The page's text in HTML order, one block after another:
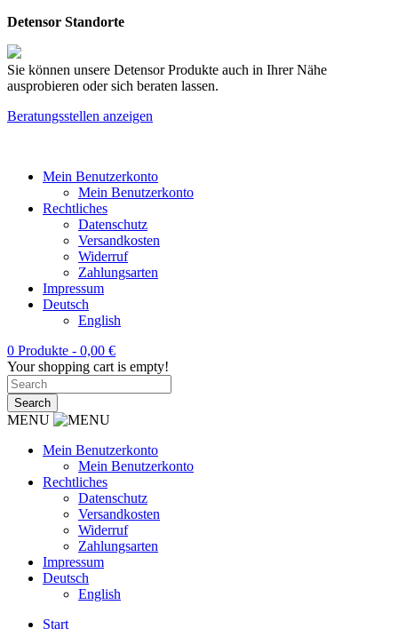
Detensor Standorte
Sie können unsere Detensor Produkte auch in Ihrer Nähe
ausprobieren oder sich beraten lassen.
Beratungsstellen anzeigen
Mein Benutzerkonto
Mein Benutzerkonto
Rechtliches
Datenschutz
Versandkosten
Widerruf
Zahlungsarten
Impressum
Deutsch
English
0 Produkte - 0,00 €
Your shopping cart is empty!
MENU
Mein Benutzerkonto
Mein Benutzerkonto
Rechtliches
Datenschutz
Versandkosten
Widerruf
Zahlungsarten
Impressum
Deutsch
English
Start